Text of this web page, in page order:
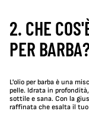
2. CHE
PER
L'olio per barba è una
pelle. Idrata in
sottile e sana. Con la
raffinata che esalta il